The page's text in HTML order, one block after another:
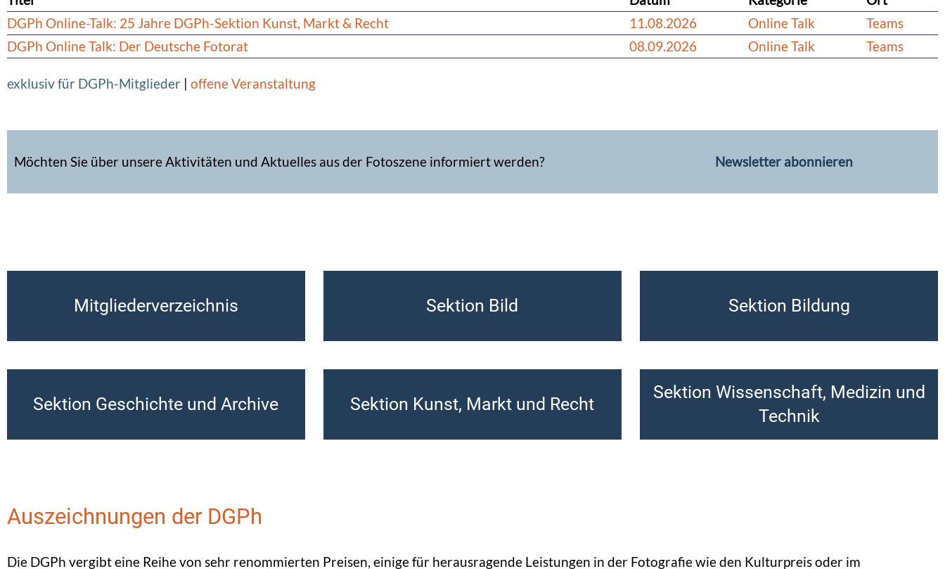
DGPh Online-Talk: 25 Jahre DGPh-Sektion Kunst, Markt & Recht
11.08.2026 Online Talk
Teams
DGPh Online Talk: Der Deutsche Fotorat
08.09.2026 Online Talk Teams
exklusiv für DGPh-Mitglieder | offene Veranstaltung
Möchten Sie über unsere Aktivitäten und Aktuelles aus der Fotoszene informiert werden? Newsletter abonnieren
Mitgliederverzeichnis Sektion Bild Sektion Bildung
Sektion Geschichte und Archive Sektion Kunst, Markt und Recht
Sektion Wissenschaft, Medizin und
Technik
Auszeichnungen der DGPh
Die DGPh vergibt eine Reihe von sehr renommierten Preisen, einige für herausragende Leistungen in der Fotografie wie den Kulturpreis oder im